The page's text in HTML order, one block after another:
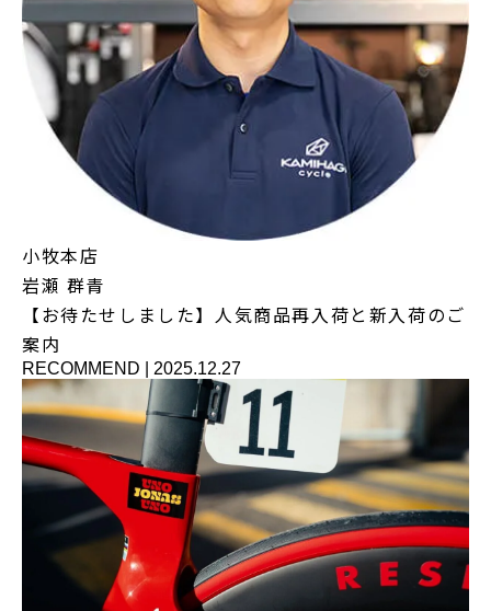
小牧本店
岩瀬 群青
【お待たせしました】人気商品再入荷と新入荷のご
案内
RECOMMEND 2025.12.27